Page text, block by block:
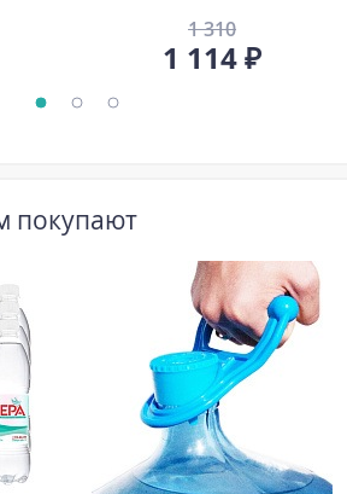
1 310
1 114 ₽
покупают